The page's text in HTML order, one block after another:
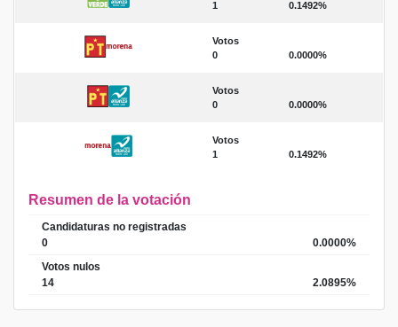
1
0.1492%
Votos
0
0.0000%
Votos
0
0.0000%
Votos
1
0.1492%
Resumen de la votación
Candidaturas no registradas
0
0.0000%
Votos nulos
14
2.0895%